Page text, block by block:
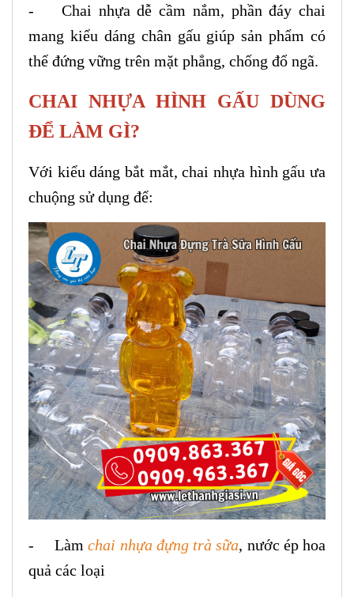
- Chai nhựa dễ cầm nắm, phần đáy chai
mang kiểu dáng chân gấu giúp sản phẩm có
thể đứng vững trên mặt phẳng, chống đổ ngã.
CHAI NHỰA HÌNH GẤU DÙNG
ĐỂ LÀM GÌ?
Với kiểu dáng bắt mắt, chai nhựa hình gấu ưa
chuộng sử dụng để:
- Làmchai nhựa đựng trà sữa, nước ép hoa
quả các loại